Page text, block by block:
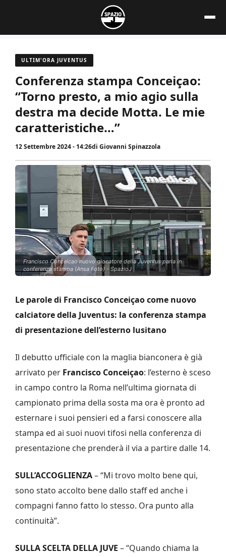
contenuto
ULTIM'ORA JUVENTUS
Conferenza stampa Conceiçao:
“Torno presto, a mio agio sulla
destra ma decide Motta. Le mie
caratteristiche…”
12 Settembre 2024 - 14:26di Giovanni Spinazzola
Francisco Conceicao nuovo giocatore della Juventus parla in
conferenza stampa (Ansa Foto) - SpazioJ
Le parole di Francisco Conceiçao come nuovo
calciatore della Juventus: la conferenza stampa
di presentazione dell’esterno lusitano
Il debutto ufficiale con la maglia bianconera è già
arrivato per Francisco Conceiçao: l’esterno è sceso
in campo contro la Roma nell’ultima giornata di
campionato prima della sosta ma ora è pronto ad
esternare i suoi pensieri ed a farsi conoscere alla
stampa ed ai suoi nuovi tifosi nella conferenza di
presentazione che prenderà il via a partire dalle 14.
SULL’ACCOGLIENZA– “Mi trovo molto bene qui,
sono stato accolto bene dallo staff ed anche i
compagni fanno fatto lo stesso. Ora punto alla
continuità”.
SULLA SCELTA DELLA JUVE – “Quando chiama la